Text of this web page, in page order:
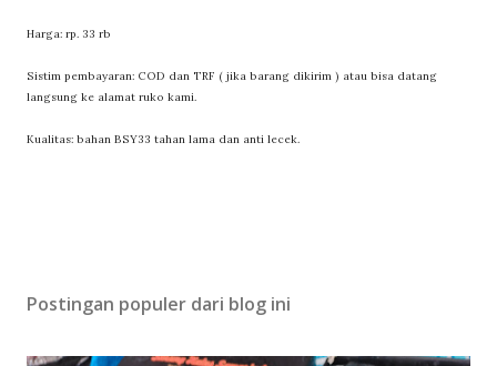
Harga: rp. 33 rb
Sistim pembayaran: COD dan TRF ( jika barang dikirim ) atau bisa datang
langsung ke alamat ruko kami.
Kualitas: bahan BSY33 tahan lama dan anti lecek.
Postingan populer dari blog ini